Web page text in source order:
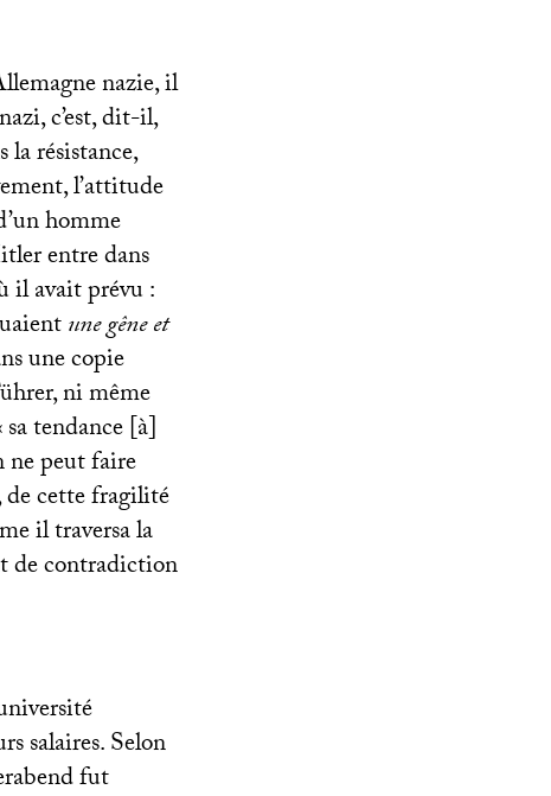
nazie, il
c’est, dit-il,
la résistance,
l’attitude
homme
entre dans
il avait prévu :
une gêne et
une copie
ni même
sa tendance [à]
ne peut faire
de cette fragilité
il traversa la
de contradiction
salaires. Selon
fut